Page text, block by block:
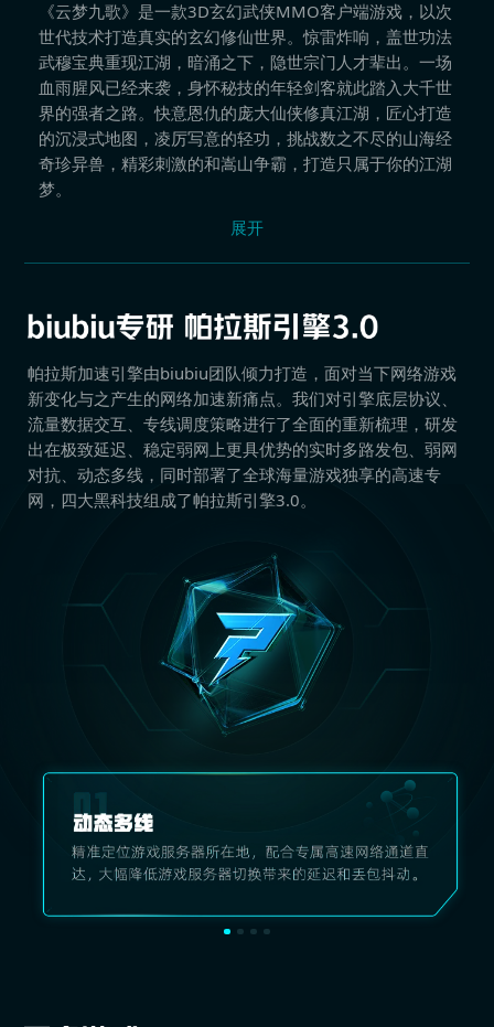
《云梦九歌》是一款3D玄幻武侠MMO客户端游戏，以次
世代技术打造真实的玄幻修仙世界。惊雷炸响，盖世功法
武穆宝典重现江湖，暗涌之下，隐世宗门人才辈出。一场
血雨腥风已经来袭，身怀秘技的年轻剑客就此踏入大千世
界的强者之路。快意恩仇的庞大仙侠修真江湖，匠心打造
的沉浸式地图，凌厉写意的轻功，挑战数之不尽的山海经
奇珍异兽，精彩刺激的和嵩山争霸，打造只属于你的江湖
梦。
展开
帕拉斯加速引擎由biubiu团队倾力打造，面对当下网络游戏
新变化与之产生的网络加速新痛点。我们对引擎底层协议、
流量数据交互、专线调度策略进行了全面的重新梳理，研发
出在极致延迟、稳定弱网上更具优势的实时多路发包、弱网
对抗、动态多线，同时部署了全球海量游戏独享的高速专
网，四大黑科技组成了帕拉斯引擎3.0。